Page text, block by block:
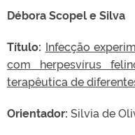
Débora Scopel e Silva
Título: Infecção
com herpesvírus
terapêutica de
Orientador: Silvia de